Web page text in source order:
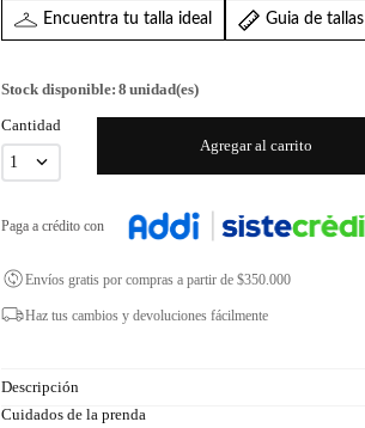
Encuentra tu talla ideal Guia de tallas
Stock disponible: 8 unidad(es)
Cantidad
1
Agregar al carrito
Paga a crédito con
Envíos gratis por compras a partir de $350.000
Haz tus cambios y devoluciones fácilmente
Descripción
Cuidados de la prenda